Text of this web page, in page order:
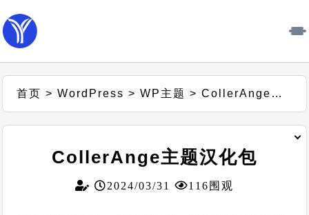
首页 >WordPress >WP主题 >CollerAnge主题汉化包
CollerAnge主题汉化包
2024/03/31 116围观